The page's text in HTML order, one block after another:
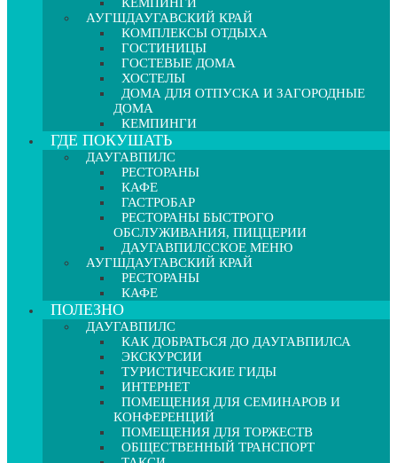
АУГШДАУГАВСКИЙ КРАЙ
КОМПЛЕКСЫ ОТДЫХА
ГОСТИНИЦЫ
ГОСТЕВЫЕ ДОМА
ХОСТЕЛЫ
ДОМА ДЛЯ ОТПУСКА И ЗАГОРОДНЫЕ
ДОМА
КЕМПИНГИ
ГДЕ ПОКУШАТЬ
ДАУГАВПИЛС
РЕСТОРАНЫ
КАФЕ
ГАСТРОБАР
РЕСТОРАНЫ БЫСТРОГО
ОБСЛУЖИВАНИЯ, ПИЦЦЕРИИ
ДАУГАВПИЛССКОЕ МЕНЮ
АУГШДАУГАВСКИЙ КРАЙ
РЕСТОРАНЫ
КАФЕ
ПОЛЕЗНО
ДАУГАВПИЛС
КАК ДОБРАТЬСЯ ДО ДАУГАВПИЛСА
ЭКСКУРСИИ
ТУРИСТИЧЕСКИЕ ГИДЫ
ИНТЕРНЕТ
ПОМЕЩЕНИЯ ДЛЯ СЕМИНАРОВ И
КОНФЕРЕНЦИЙ
ПОМЕЩЕНИЯ ДЛЯ ТОРЖЕСТВ
ОБЩЕСТВЕННЫЙ ТРАНСПОРТ